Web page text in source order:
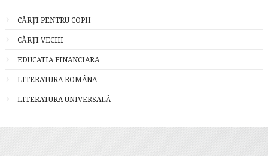
CĂRȚI PENTRU COPII
CĂRȚI VECHI
EDUCATIA FINANCIARA
LITERATURA ROMÂNA
LITERATURA UNIVERSALĂ